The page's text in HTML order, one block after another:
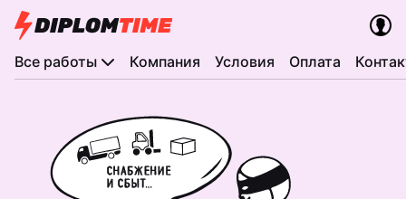
Все работы Компания Условия Оплата